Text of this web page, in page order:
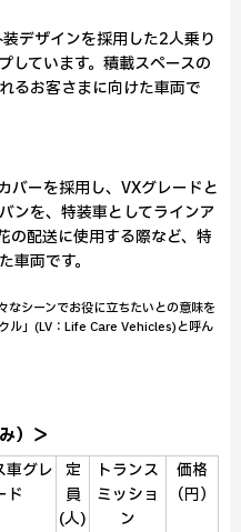
デザインを採用した2人乗り
しています。積載スペースの
るお客さまに向けた車両で
バーを採用し、VXグレードと
ンを、特装車としてラインア
の配送に使用する際など、特
車両です。
なシーンでお役に立ちたいとの意味を
ル」(LV：Life Care Vehicles)と呼ん
）＞
車グレ
ド
定
員
(人)
トランス
ミッショ
ン
価格
（円）